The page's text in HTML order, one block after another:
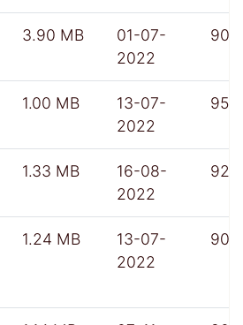
3.90 MB
01-07-
2022
901
1.00 MB
13-07-
2022
955
1.33 MB
16-08-
2022
924
1.24 MB
13-07-
2022
902